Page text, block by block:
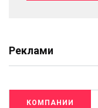
Реклами
КОМПАНИИ